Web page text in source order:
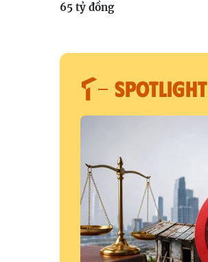
65 tỷ đồng
SPOTLIGHT